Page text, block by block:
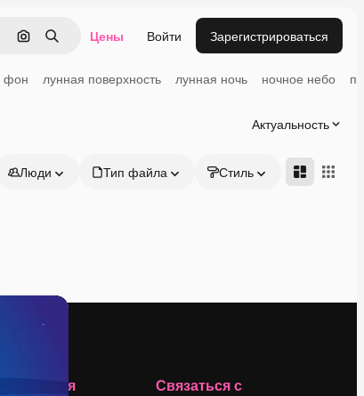
Поиск по изображению
Поиск Цены Войти Зарегистрироваться
фон лунная поверхность лунная ночь ночное небо
Актуальность
Люди Тип файла Стиль Адвансд
Компания
Связаться с